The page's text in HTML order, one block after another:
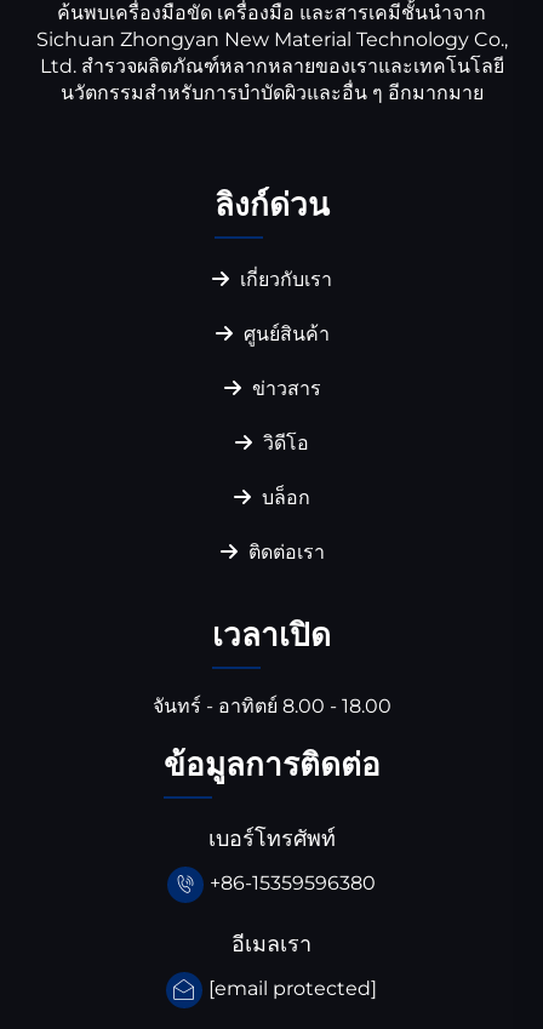
ค้นพบเครื่องมือขัด เครื่องมือ และสารเคมีชั้นนำจาก
Sichuan Zhongyan New Material Technology Co.,
Ltd. สำรวจผลิตภัณฑ์หลากหลายของเราและเทคโนโลยี
นวัตกรรมสำหรับการบำบัดผิวและอื่น ๆ อีกมากมาย
ลิงก์ด่วน
เกี่ยวกับเรา
ศูนย์สินค้า
ข่าวสาร
วิดีโอ
บล็อก
ติดต่อเรา
เวลาเปิด
จันทร์ - อาทิตย์ 8.00 - 18.00
ข้อมูลการติดต่อ
เบอร์โทรศัพท์
+86-15359596380
อีเมลเรา
[email protected]